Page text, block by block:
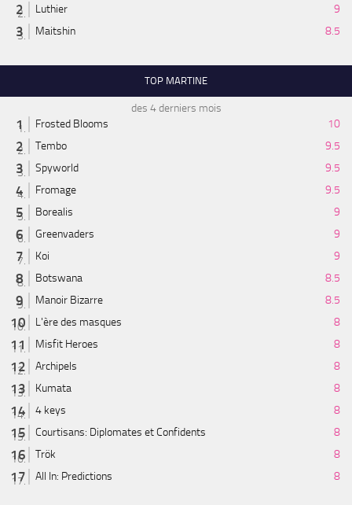
Luthier
9
Maitshin
8.5
TOP MARTINE
des 4 derniers mois
Frosted Blooms
10
Tembo
9.5
Spyworld
9.5
Fromage
9.5
Borealis
9
Greenvaders
9
Koi
9
Botswana
8.5
Manoir Bizarre
8.5
L'ère des masques
8
Misfit Heroes
8
Archipels
8
Kumata
8
4 keys
8
Courtisans: Diplomates et Confidents
8
Trök
8
All In: Predictions
8